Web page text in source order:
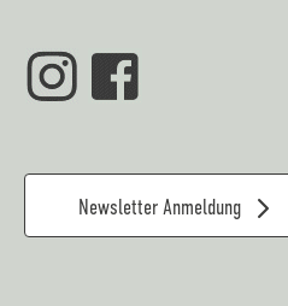
Newsletter Anmeldung